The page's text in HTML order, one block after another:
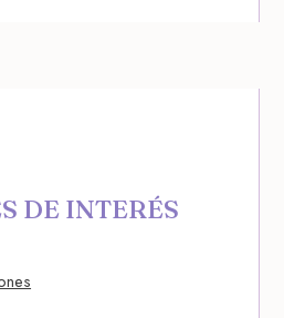
DE INTERÉS